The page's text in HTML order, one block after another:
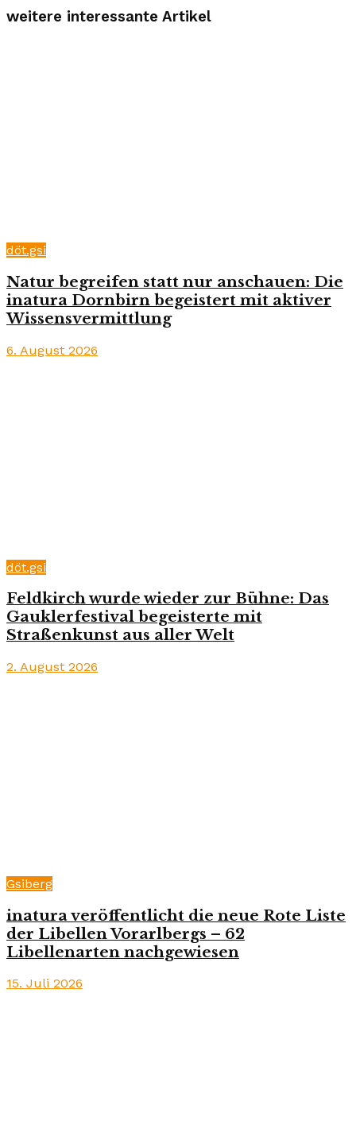
weitere interessante Artikel
döt.gsi
Natur begreifen statt nur anschauen: Die
inatura Dornbirn begeistert mit aktiver
Wissensvermittlung
6. August 2026
döt.gsi
Feldkirch wurde wieder zur Bühne: Das
Gauklerfestival begeisterte mit
Straßenkunst aus aller Welt
2. August 2026
Gsiberg
inatura veröffentlicht die neue Rote Liste
der Libellen Vorarlbergs – 62
Libellenarten nachgewiesen
15. Juli 2026